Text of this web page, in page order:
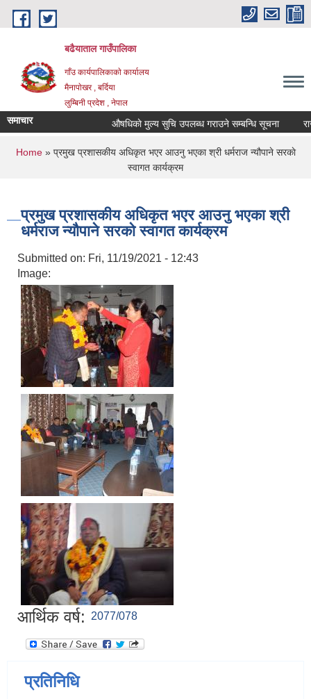
Skip to main content
बढैयाताल गाउँपालिका
गाँउ कार्यपालिकाकाे कार्यालय
मैनापाेखर , बर्दिया
लुम्बिनी प्रदेश , नेपाल
समाचार औषधिकाे मुल्य सुचि उपलब्ध गराउने सम्बन्धि सूचना
You are here
Home» प्रमुख प्रशासकीय अधिकृत भएर आउनु भएका श्री धर्मराज न्यौपाने सरकाे
स्वागत कार्यक्रम
प्रमुख प्रशासकीय अधिकृत भएर आउनु भएका श्री
धर्मराज न्यौपाने सरकाे स्वागत कार्यक्रम
Submitted on: Fri, 11/19/2021 - 12:43
Image:
आर्थिक वर्ष: 2077/078
प्रतिनिधि